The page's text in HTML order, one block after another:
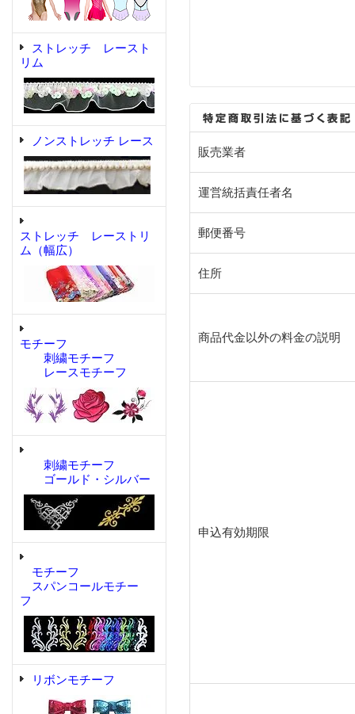
ストレッチ レースト
リム
ノンストレッチ レース
ストレッチ レーストリ
ム（幅広）
モチーフ
刺繍モチーフ
レースモチーフ
刺繍モチーフ
ゴールド・シルバー
モチーフ
スパンコールモチー
フ
リボンモチーフ
販売業者
運営統括責任者名
郵便番号
住所
商品代金以外の料金の説明
申込有効期限